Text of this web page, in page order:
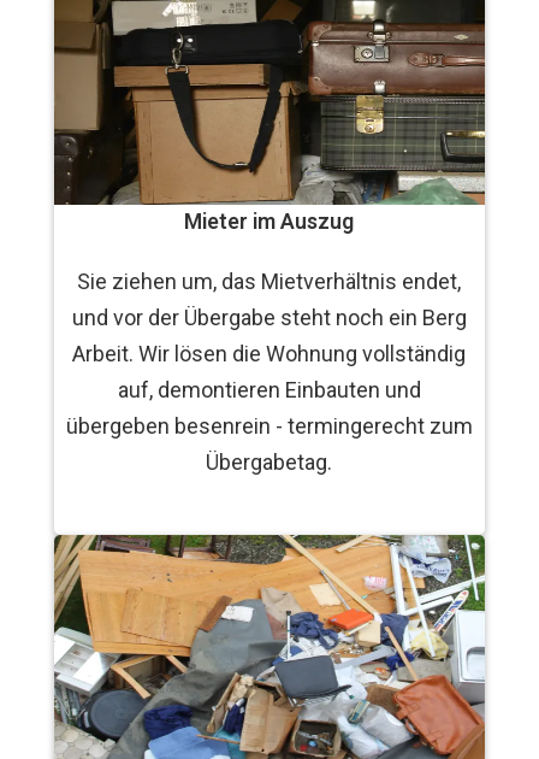
Mieter im Auszug
Sie ziehen um, das Mietverhältnis endet,
und vor der Übergabe steht noch ein Berg
Arbeit. Wir lösen die Wohnung vollständig
auf, demontieren Einbauten und
übergeben besenrein - termingerecht zum
Übergabetag.